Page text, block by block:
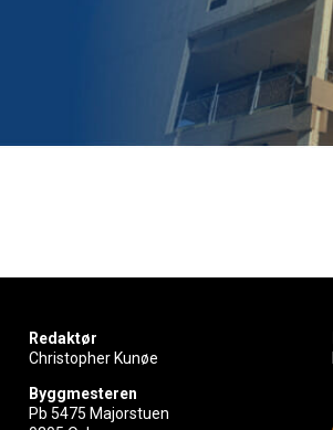
Redaktør
Christopher Kunøe
Byggmesteren
Pb 5475 Majorstuen